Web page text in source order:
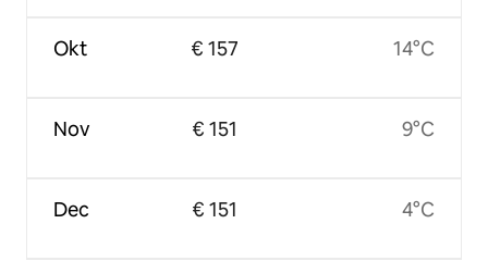
Okt
Nov
Dec
€ 157
€ 151
€ 151
14°C
9°C
4°C